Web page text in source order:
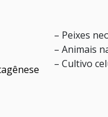
– Peixes
– Animais
– Cultivo